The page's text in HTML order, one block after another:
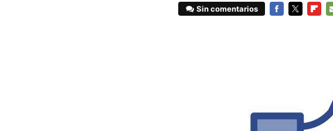
Sin comentarios